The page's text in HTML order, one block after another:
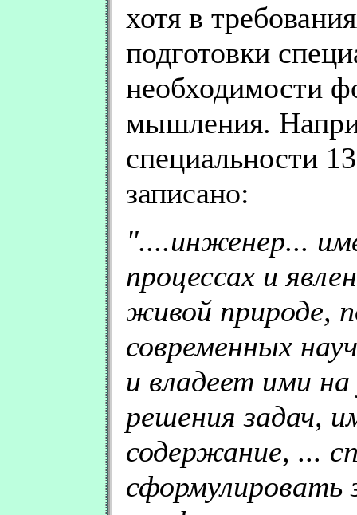
хотя в
подготовки
необходимости
мышления.
специальности
записано:
"....инженер...
процессах и
живой природе,
современных
и владеет ими на
решения задач,
содержание, ...
сформулировать